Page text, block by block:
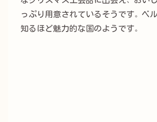
っぷり用意されているそうです。ベ
知るほど魅力的な国のようです。